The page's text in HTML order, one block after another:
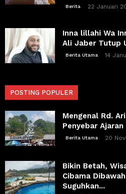
Berita 22 Januari
Inna lillahi Wa
Ali Jaber Tutup
Berita Utama 14
POSTING POPULER
Mengenal Rd.
Penyebar
Berita Utama 20
Bikin Betah,
Cibama
Suguhkan...